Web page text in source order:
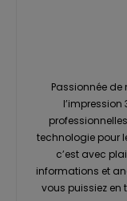
Passionnée de
l’impression
technologie pour
c’est avec
informations et
vous puissiez en